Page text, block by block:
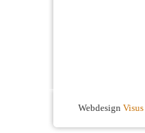
Webdesign Visus